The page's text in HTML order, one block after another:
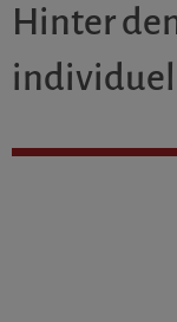
Hinter